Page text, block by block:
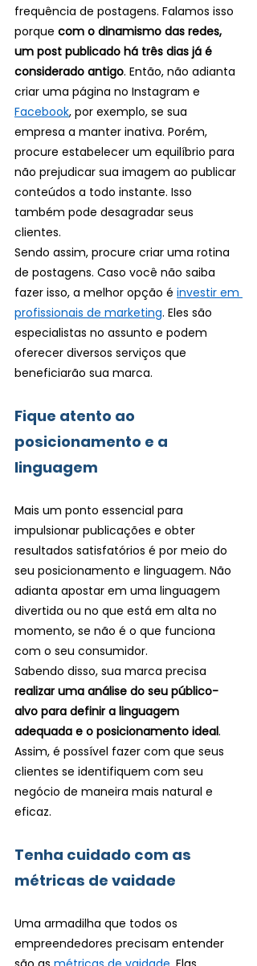
frequência de postagens. Falamos isso
porque com o dinamismo das redes,
um post publicado há três dias já é
considerado antigo. Então, não adianta
criar uma página no Instagram e
Facebook, por exemplo, se sua
empresa a manter inativa. Porém,
procure estabelecer um equilíbrio para
não prejudicar sua imagem ao publicar
conteúdos a todo instante. Isso
também pode desagradar seus
clientes.
Sendo assim, procure criar uma rotina
de postagens. Caso você não saiba
fazer isso, a melhor opção é investir em
profissionais de marketing. Eles são
especialistas no assunto e podem
oferecer diversos serviços que
beneficiarão sua marca.
Fique atento ao
posicionamento e a
linguagem
Mais um ponto essencial para
impulsionar publicações e obter
resultados satisfatórios é por meio do
seu posicionamento e linguagem. Não
adianta apostar em uma linguagem
divertida ou no que está em alta no
momento, se não é o que funciona
com o seu consumidor.
Sabendo disso, sua marca precisa
realizar uma análise do seu público-
alvo para definir a linguagem
adequada e o posicionamento ideal.
Assim, é possível fazer com que seus
clientes se identifiquem com seu
negócio de maneira mais natural e
eficaz.
Tenha cuidado com as
métricas de vaidade
Uma armadilha que todos os
empreendedores precisam entender